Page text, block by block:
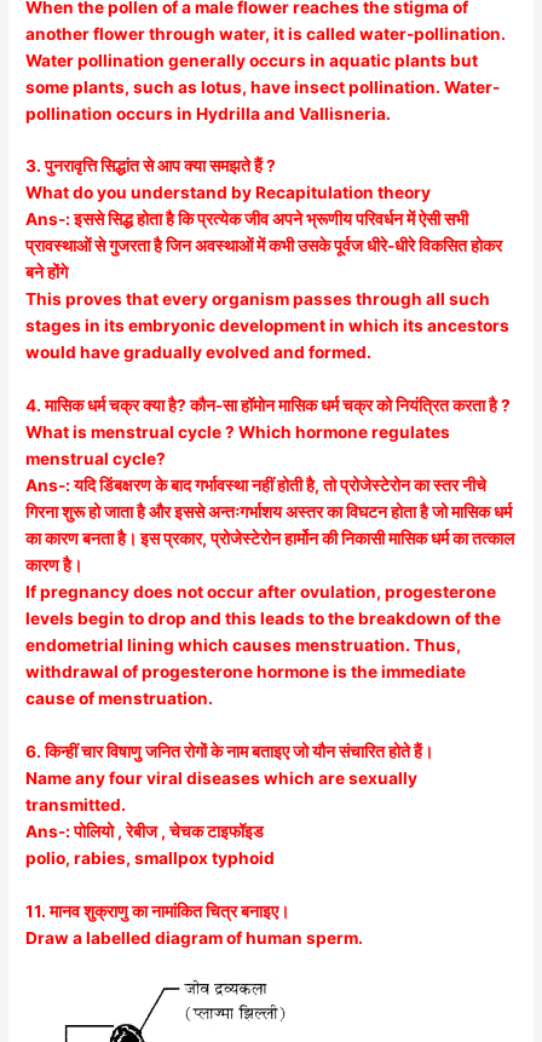
When the pollen of a male flower reaches the stigma of
another flower through water, it is called water-pollination.
Water pollination generally occurs in aquatic plants but
some plants, such as lotus, have insect pollination. Water-
pollination occurs in Hydrilla and Vallisneria.
3. पुनरावृत्ति सिद्धांत से आप क्या समझते हैं ?
What do you understand by Recapitulation theory
Ans-: इससे सिद्ध होता है कि प्रत्येक जीव अपने भ्रूणीय परिवर्धन में ऐसी सभी
प्रावस्थाओं से गुजरता है जिन अवस्थाओं में कभी उसके पूर्वज धीरे-धीरे विकसित होकर
बने होंगे
This proves that every organism passes through all such
stages in its embryonic development in which its ancestors
would have gradually evolved and formed.
4. मासिक धर्म चक्र क्या है? कौन-सा हॉमोन मासिक धर्म चक्र को नियंत्रित करता है ?
What is menstrual cycle ? Which hormone regulates
menstrual cycle?
Ans-: यदि डिंबक्षरण के बाद गर्भावस्था नहीं होती है, तो प्रोजेस्टेरोन का स्तर नीचे
गिरना शुरू हो जाता है और इससे अन्तःगर्भाशय अस्तर का विघटन होता है जो मासिक धर्म
का कारण बनता है। इस प्रकार, प्रोजेस्टेरोन हार्मोन की निकासी मासिक धर्म का तत्काल
कारण है।
If pregnancy does not occur after ovulation, progesterone
levels begin to drop and this leads to the breakdown of the
endometrial lining which causes menstruation. Thus,
withdrawal of progesterone hormone is the immediate
cause of menstruation.
6. किन्हीं चार विषाणु जनित रोगों के नाम बताइए जो यौन संचारित होते हैं।
Name any four viral diseases which are sexually
transmitted.
Ans-: पोलियो , रेबीज , चेचक टाइफॉइड
polio, rabies, smallpox typhoid
11. मानव शुक्राणु का नामांकित चित्र बनाइए।
Draw a labelled diagram of human sperm.